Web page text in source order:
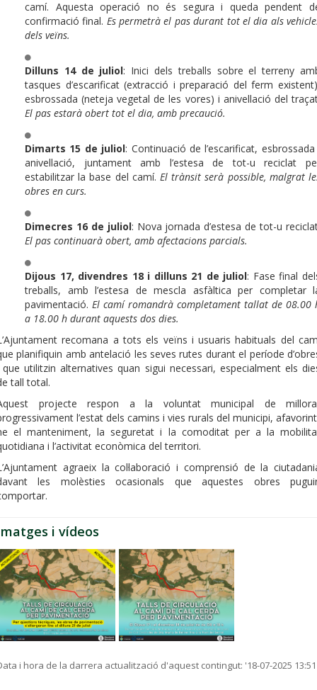
camí. Aquesta operació no és segura i queda pendent
confirmació final. Es permetrà el pas durant tot el dia als
dels veïns.
Dilluns 14 de juliol: Inici dels treballs sobre el terreny
tasques d’escarificat (extracció i preparació del ferm
esbrossada (neteja vegetal de les vores) i anivellació del
El pas estarà obert tot el dia, amb precaució.
Dimarts 15 de juliol: Continuació de l’escarificat,
anivellació, juntament amb l’estesa de tot-u reciclat
estabilitzar la base del camí. El trànsit serà possible, malgrat
obres en curs.
Dimecres 16 de juliol: Nova jornada d’estesa de tot-u
El pas continuarà obert, amb afectacions parcials.
Dijous 17, divendres 18 i dilluns 21 de juliol: Fase final
treballs, amb l’estesa de mescla asfàltica per completar
pavimentació. El camí romandrà completament tallat de 08.00
a 18.00 h durant aquests dos dies.
recomana a tots els veïns i usuaris habituals del
planifiquin amb antelació les seves rutes durant el període
utilitzin alternatives quan sigui necessari, especialment els
tall total.
projecte respon a la voluntat municipal de
l’estat dels camins i vies rurals del municipi,
el manteniment, la seguretat i la comoditat per a la
i l’activitat econòmica del territori.
agraeix la col·laboració i comprensió de la
les molèsties ocasionals que aquestes obres
i vídeos
i hora de la darrera actualització d'aquest contingut: '18-07-2025 13:51